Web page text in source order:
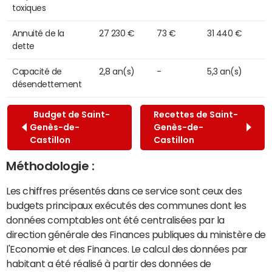
toxiques
Annuité de la
dette
27 230 € 73 € 31 440 €
Capacité de
désendettement
2,8 an(s) - 5,3 an(s)
Budget de Saint-
Genès-de-
Castillon
Recettes de Saint-
Genès-de-
Castillon
Méthodologie :
Les chiffres présentés dans ce service sont ceux des
budgets principaux exécutés des communes dont les
données comptables ont été centralisées par la
direction générale des Finances publiques du ministère de
l'Economie et des Finances. Le calcul des données par
habitant a été réalisé à partir des données de